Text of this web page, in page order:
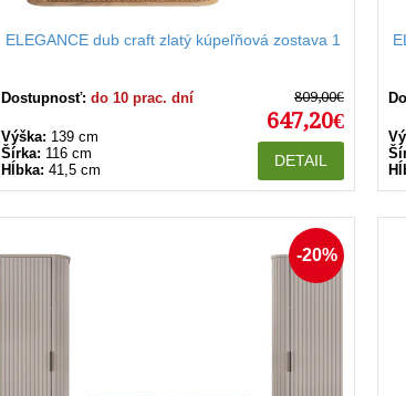
ELEGANCE dub craft zlatý kúpeľňová zostava 1
Dostupnosť: do 10 prac. dní
Výška: 139 cm
Šírka: 116 cm
Hĺbka: 41,5 cm
809,00€
647,20€
DETAIL
-20%